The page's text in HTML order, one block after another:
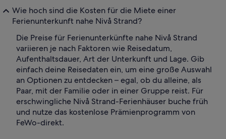
Wie hoch sind die Kosten für die Miete einer
Ferienunterkunft nahe Nivå Strand?
Die Preise für Ferienunterkünfte nahe Nivå Strand
variieren je nach Faktoren wie Reisedatum,
Aufenthaltsdauer, Art der Unterkunft und Lage. Gib
einfach deine Reisedaten ein, um eine große Auswahl
an Optionen zu entdecken – egal, ob du alleine, als
Paar, mit der Familie oder in einer Gruppe reist. Für
erschwingliche Nivå Strand-Ferienhäuser buche früh
und nutze das kostenlose Prämienprogramm von
FeWo-direkt.